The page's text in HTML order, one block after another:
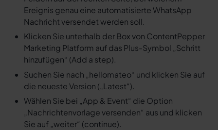
Ereignis genau eine automatisierte WhatsApp
Nachricht versendet werden soll.
Klicken Sie unterhalb der Box von ContentPepper
Marketing Platform auf das Plus-Symbol „Schritt
hinzufügen“ (Add a step).
Suchen Sie nach „hellomateo“ und klicken Sie auf
die neueste Version („Latest“).
Wählen Sie bei „App & Event“ die Option
„Nachrichtenvorlage versenden“ aus und klicken
Sie auf „weiter“ (continue).